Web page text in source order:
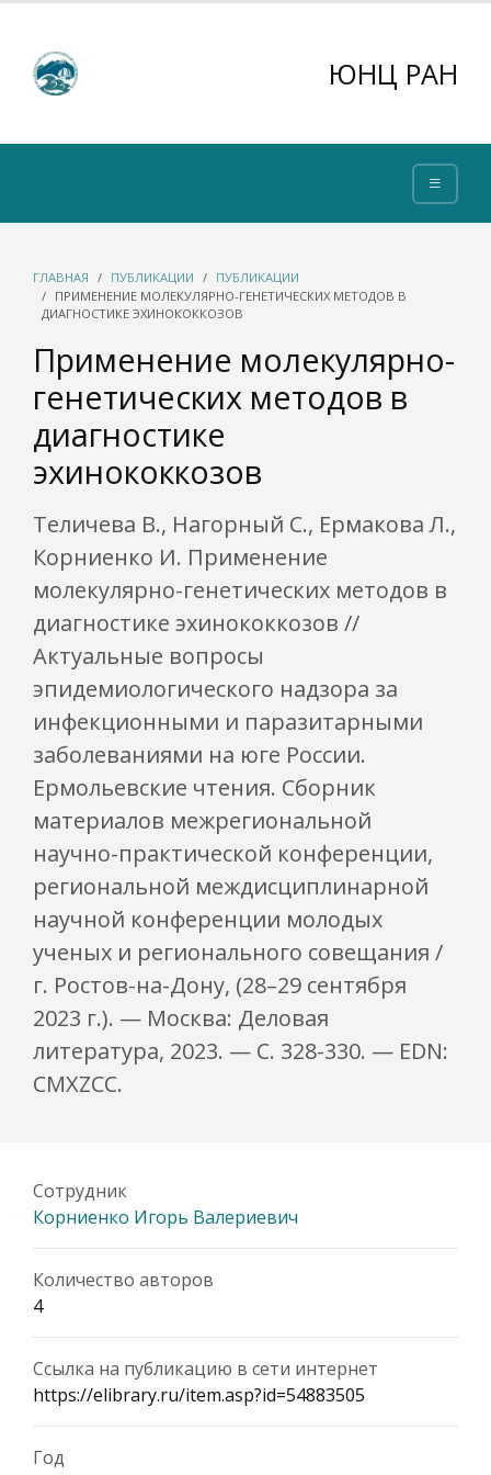
ЮНЦ РАН
ГЛАВНАЯ ПУБЛИКАЦИИ
ПУБЛИКАЦИИ
ПРИМЕНЕНИЕ МОЛЕКУЛЯРНО-ГЕНЕТИЧЕСКИХ МЕТОДОВ В
ДИАГНОСТИКЕ ЭХИНОКОККОЗОВ
Применение молекулярно-
генетических методов в
диагностике
эхинококкозов
Теличева В., Нагорный С., Ермакова Л.,
Корниенко И. Применение
молекулярно-генетических методов в
диагностике эхинококкозов //
Актуальные вопросы
эпидемиологического надзора за
инфекционными и паразитарными
заболеваниями на юге России.
Ермольевские чтения. Сборник
материалов межрегиональной
научно-практической конференции,
региональной междисциплинарной
научной конференции молодых
ученых и регионального совещания /
г. Ростов-на-Дону, (28–29 сентября
2023 г.). — Москва: Деловая
литература, 2023. — С. 328-330. — EDN:
CMXZCC.
Сотрудник
Корниенко Игорь Валериевич
Количество авторов
4
Ссылка на публикацию в сети интернет
https://elibrary.ru/item.asp?id=54883505
Год